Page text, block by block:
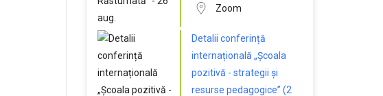
Zoom
Detalii conferință
internațională „Școala
pozitivă - strategii și
resurse pedagogice” (2